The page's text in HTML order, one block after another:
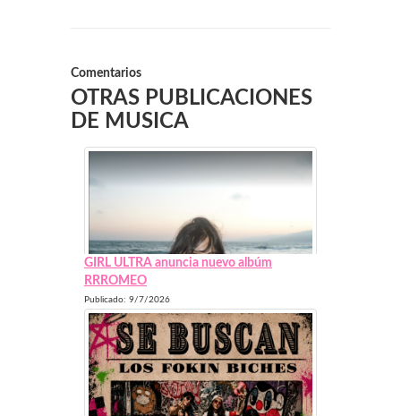
Comentarios
OTRAS PUBLICACIONES
DE MUSICA
GIRL ULTRA anuncia nuevo albúm
RRROMEO
Publicado: 9/7/2026